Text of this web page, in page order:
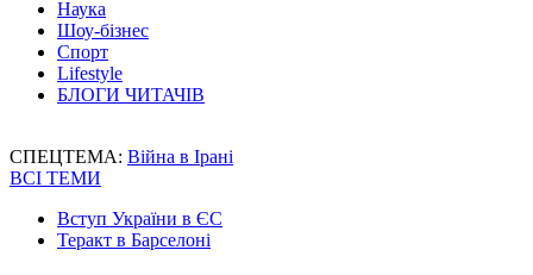
Наука
Шоу-бізнес
Спорт
Lifestyle
БЛОГИ ЧИТАЧІВ
СПЕЦТЕМА: Війна в Ірані
ВСІ ТЕМИ
Вступ України в ЄС
Теракт в Барселоні